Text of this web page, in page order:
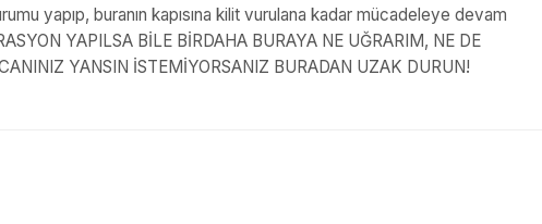
yapıp, buranın kapısına kilit vurulana kadar mücadeleye devam
YAPILSA BİLE BİRDAHA BURAYA NE UĞRARIM, NE DE
YANSIN İSTEMİYORSANIZ BURADAN UZAK DURUN!